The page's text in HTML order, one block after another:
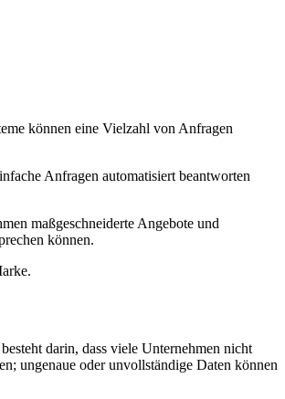
können eine Vielzahl von Anfragen
Anfragen automatisiert beantworten
maßgeschneiderte Angebote und
können.
darin, dass viele Unternehmen nicht
ungenaue oder unvollständige Daten können